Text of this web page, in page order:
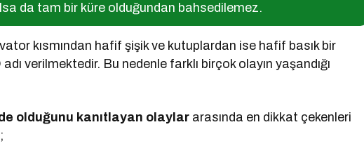
da tam bir küre olduğundan bahsedilemez.
kısmından hafif şişik ve kutuplardan ise hafif basık bir
verilmektedir. Bu nedenle farklı birçok olayın yaşandığı
olduğunu kanıtlayan olaylar arasında en dikkat çekenleri